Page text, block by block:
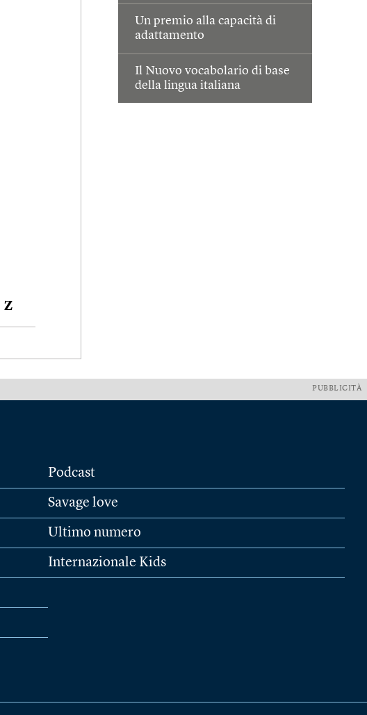
Un premio alla capacità di
adattamento
Il Nuovo vocabolario di base
della lingua italiana
Z
PUBBLICITÀ
Podcast
Savage love
Ultimo numero
Internazionale Kids